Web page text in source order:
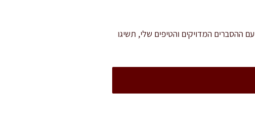
ההסברים המדויקים והטיפים שלי, תשיגו